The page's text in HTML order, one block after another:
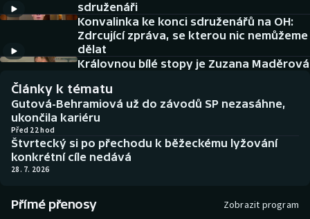
Americký fotbal
Baseball a softbal
Biatlon
Boby a skeleton
Curling
NEPŘEHLÉDNĚTE
Aplikace ČT sport
AZ kvíz
sdruženáři
Konvalinka ke konci sdruženářů na OH:
Zdrcující zpráva, se kterou nic nemůžeme
dělat
Královnou bílé stopy je Zuzana Maděrová
Články k tématu
Gutová-Behramiová už do závodů SP nezasáhne,
ukončila kariéru
Před 22 hod
Štvrtecký si po přechodu k běžeckému lyžování
konkrétní cíle nedává
28. 7. 2026
Přímé přenosy Zobrazit program